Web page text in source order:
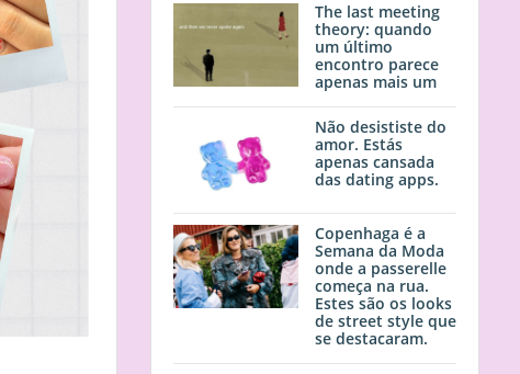
The last meeting
theory: quando
um último
encontro parece
apenas mais um
Não desististe do
amor. Estás
apenas cansada
das dating apps.
Copenhaga é a
Semana da Moda
onde a passerelle
começa na rua.
Estes são os looks
de street style que
se destacaram.